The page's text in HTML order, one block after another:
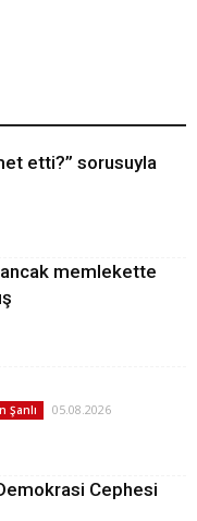
etti?” sorusuyla
memlekette
Şanlı 05.08.2026
Cephesi